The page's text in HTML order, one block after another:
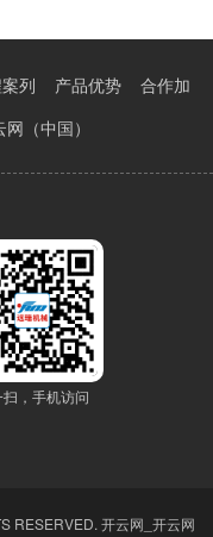
列 产品优势
合作加
（中国）
，手机访问
RESERVED. 开云网_开云网